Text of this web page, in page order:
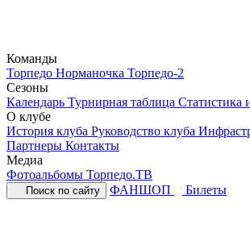
Команды
Торпедо Норманочка Торпедо-2
Сезоны
Календарь Турнирная таблица Статистика
О клубе
История клуба Руководство клуба
Партнеры Контакты
Медиа
Фотоальбомы Торпедо.ТВ
Поиск по сайту ФАНШОП Билеты